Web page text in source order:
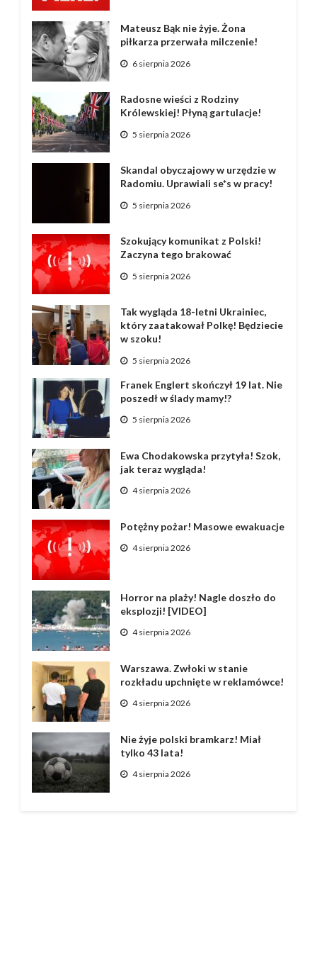
Mateusz Bąk nie żyje. Żona
piłkarza przerwała milczenie!
6 sierpnia 2026
Radosne wieści z Rodziny
Królewskiej! Płyną gartulacje!
5 sierpnia 2026
Skandal obyczajowy w urzędzie w
Radomiu. Uprawiali se*s w pracy!
5 sierpnia 2026
Szokujący komunikat z Polski!
Zaczyna tego brakować
5 sierpnia 2026
Tak wygląda 18-letni Ukrainiec,
który zaatakował Polkę! Będziecie
w szoku!
5 sierpnia 2026
Franek Englert skończył 19 lat. Nie
poszedł w ślady mamy!?
5 sierpnia 2026
Ewa Chodakowska przytyła! Szok,
jak teraz wygląda!
4 sierpnia 2026
Potężny pożar! Masowe ewakuacje
4 sierpnia 2026
Horror na plaży! Nagle doszło do
eksplozji! [VIDEO]
4 sierpnia 2026
Warszawa. Zwłoki w stanie
rozkładu upchnięte w reklamówce!
4 sierpnia 2026
Nie żyje polski bramkarz! Miał
tylko 43 lata!
4 sierpnia 2026